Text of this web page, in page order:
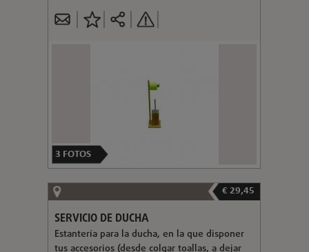
3 FOTOS
€ 29,45
SERVICIO DE DUCHA
Estantería para la ducha, en la que disponer
tus accesorios (desde colgar toallas, a dejar